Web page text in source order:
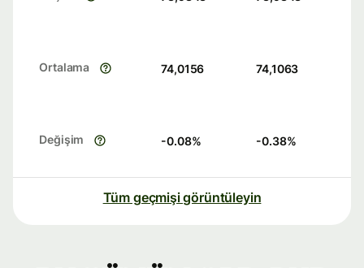
Ortalama 74,0156 74,1063
Değişim -0.08% -0.38%
Tüm geçmişi görüntüleyin